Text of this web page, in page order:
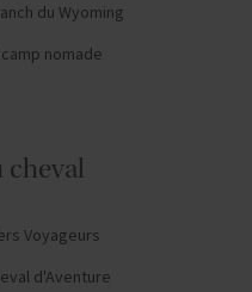
du Wyoming
nomade
cheval
Voyageurs
d'Aventure